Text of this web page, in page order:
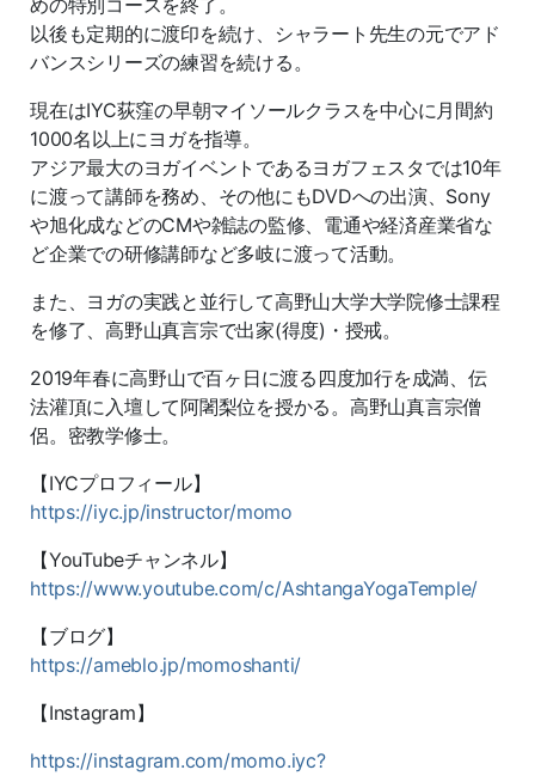
めの特別コースを終了。
以後も定期的に渡印を続け、シャラート先生の元でアド
バンスシリーズの練習を続ける。
現在はIYC荻窪の早朝マイソールクラスを中心に月間約
1000名以上にヨガを指導。
アジア最大のヨガイベントであるヨガフェスタでは10年
に渡って講師を務め、その他にもDVDへの出演、Sony
や旭化成などのCMや雑誌の監修、電通や経済産業省な
ど企業での研修講師など多岐に渡って活動。
また、ヨガの実践と並行して高野山大学大学院修士課程
を修了、高野山真言宗で出家(得度)・授戒。
2019年春に高野山で百ヶ日に渡る四度加行を成満、伝
法灌頂に入壇して阿闍梨位を授かる。高野山真言宗僧
侶。密教学修士。
【IYCプロフィール】
https://iyc.jp/instructor/momo
【YouTubeチャンネル】
https://www.youtube.com/c/AshtangaYogaTemple/
【ブログ】
https://ameblo.jp/momoshanti/
【Instagram】
https://instagram.com/momo.iyc?